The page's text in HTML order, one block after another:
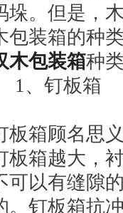
问
时
垛。但是，
包装箱的种
木包装箱种
1、钉板箱
板箱顾名思
板箱越大，
可以有缝隙
。钉板箱抗